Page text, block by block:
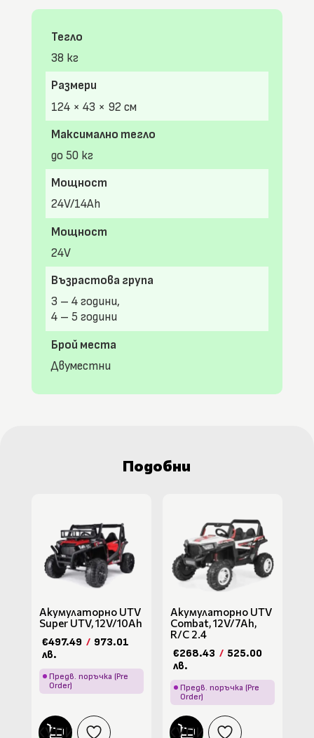
Тегло
38 кг
Размери
124 × 43 × 92 см
Максимално тегло
до 50 кг
Мощност
24V/14Ah
Мощност
24V
Възрастова група
3 – 4 години,
4 – 5 години
Брой места
Двуместни
Подобни
Акумулаторно UTV
Super UTV, 12V/10Ah
€497.49 / 973.01
лв.
Предв. поръчка (Pre
Order)
КУПИ
Акумулаторно UTV
Combat, 12V/7Ah,
R/C 2.4
€268.43 / 525.00
лв.
Предв. поръчка (Pre
Order)
КУПИ